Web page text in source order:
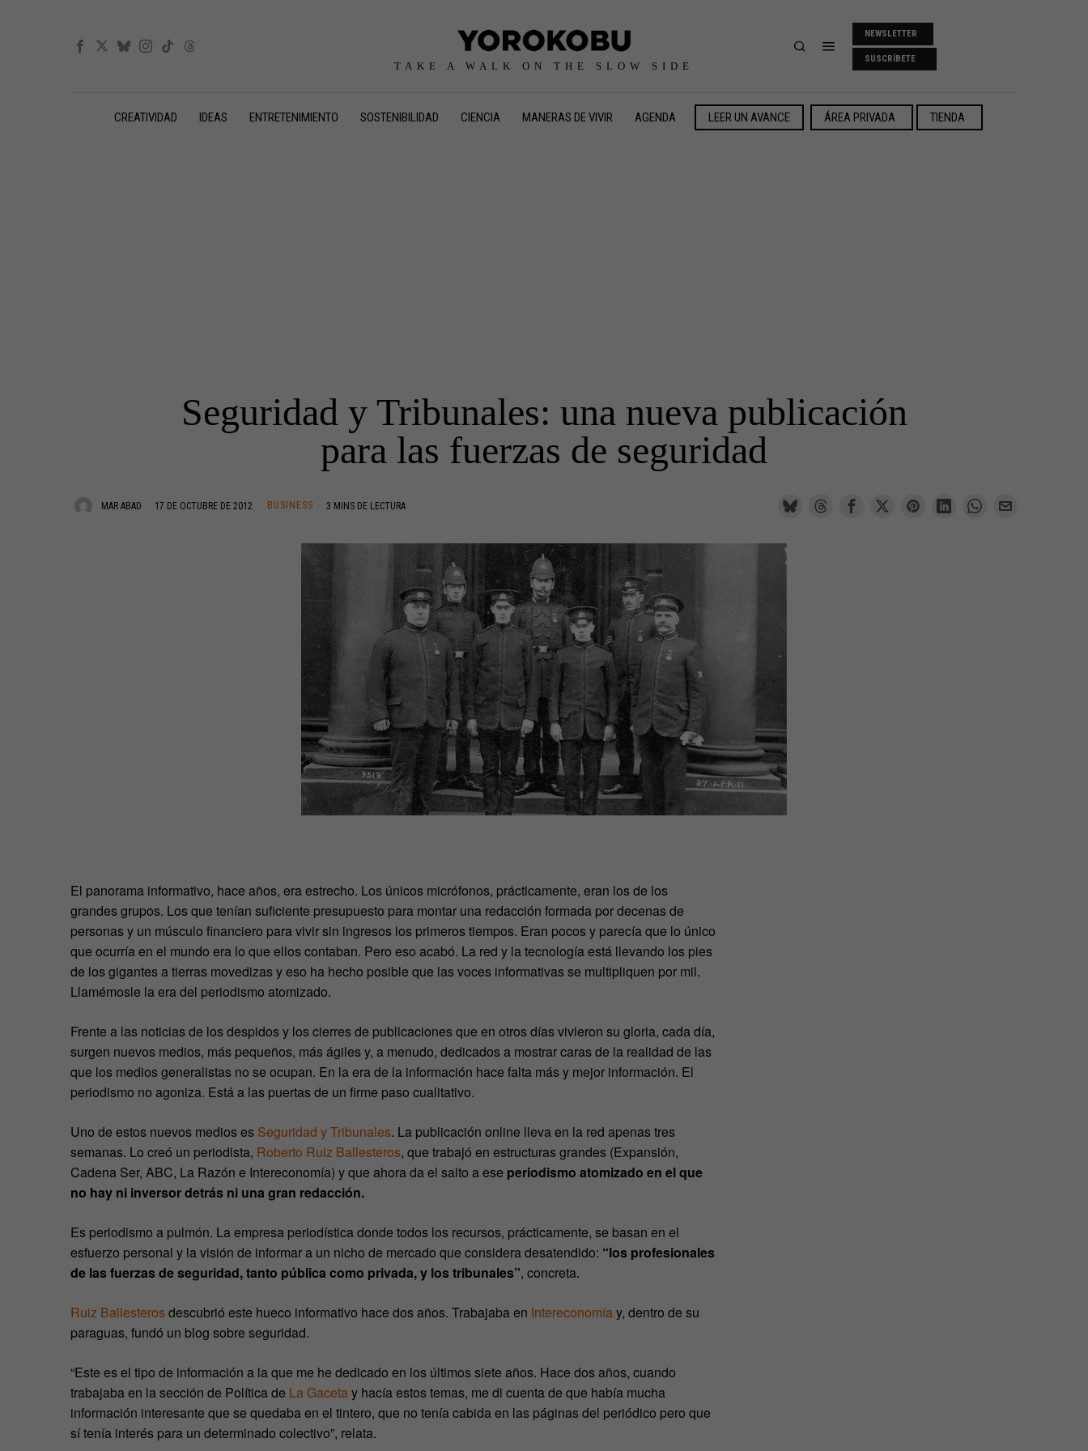
TAKE A WALK ON THE SLOW SIDE
NEWSLETTER
SUSCRÍBETE
CREATIVIDAD IDEAS ENTRETENIMIENTO SOSTENIBILIDAD CIENCIA MANERAS DE VIVIR AGENDA LEER UN AVANCE ÁREA PRIVADA TIENDA
Seguridad y Tribunales: una nueva publicación
para las fuerzas de seguridad
MAR ABAD 17 DE OCTUBRE DE 2012 BUSINESS 3 MINS DE LECTURA
El panorama informativo, hace años, era estrecho. Los únicos micrófonos, prácticamente, eran los de los
grandes grupos. Los que tenían suficiente presupuesto para montar una redacción formada por decenas de
personas y un músculo financiero para vivir sin ingresos los primeros tiempos. Eran pocos y parecía que lo único
que ocurría en el mundo era lo que ellos contaban. Pero eso acabó. La red y la tecnología está llevando los pies
de los gigantes a tierras movedizas y eso ha hecho posible que las voces informativas se multipliquen por mil.
Llamémosle la era del periodismo atomizado.
Frente a las noticias de los despidos y los cierres de publicaciones que en otros días vivieron su gloria, cada día,
surgen nuevos medios, más pequeños, más ágiles y, a menudo, dedicados a mostrar caras de la realidad de las
que los medios generalistas no se ocupan. En la era de la información hace falta más y mejor información. El
periodismo no agoniza. Está a las puertas de un firme paso cualitativo.
Uno de estos nuevos medios es Seguridad y Tribunales. La publicación online lleva en la red apenas tres
semanas. Lo creó un periodista, Roberto Ruiz Ballesteros, que trabajó en estructuras grandes (Expansión,
Cadena Ser, ABC, La Razón e Intereconomía) y que ahora da el salto a ese periodismo atomizado en el que
no hay ni inversor detrás ni una gran redacción.
Es periodismo a pulmón. La empresa periodística donde todos los recursos, prácticamente, se basan en el
esfuerzo personal y la visión de informar a un nicho de mercado que considera desatendido: “los profesionales
de las fuerzas de seguridad, tanto pública como privada, y los tribunales”, concreta.
Ruiz Ballesterosdescubrió este hueco informativo hace dos años. Trabajaba en Intereconomía y, dentro de su
paraguas, fundó un blog sobre seguridad.
“Este es el tipo de información a la que me he dedicado en los últimos siete años. Hace dos años, cuando
trabajaba en la sección de Política de La Gaceta y hacía estos temas, me di cuenta de que había mucha
información interesante que se quedaba en el tintero, que no tenía cabida en las páginas del periódico pero que
sí tenía interés para un determinado colectivo”, relata.